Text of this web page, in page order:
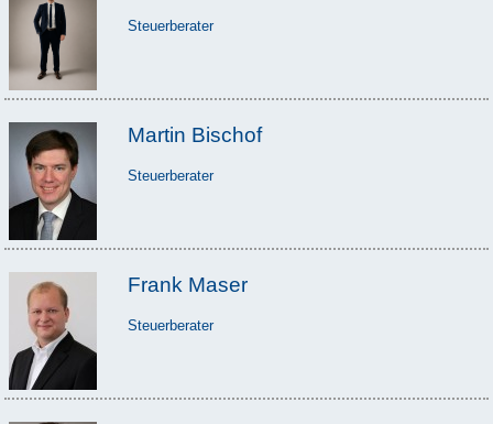
Steuerberater
Martin Bischof
Steuerberater
Frank Maser
Steuerberater